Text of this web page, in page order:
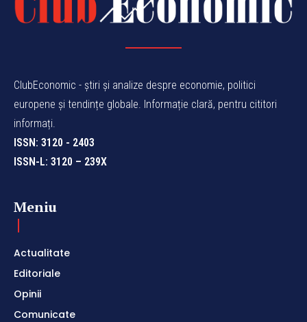
ClubEconomic - știri și analize despre economie, politici
europene și tendințe globale. Informație clară, pentru cititori
informați.
ISSN: 3120 - 2403
ISSN-L: 3120 – 239X
Meniu
Actualitate
Editoriale
Opinii
Comunicate